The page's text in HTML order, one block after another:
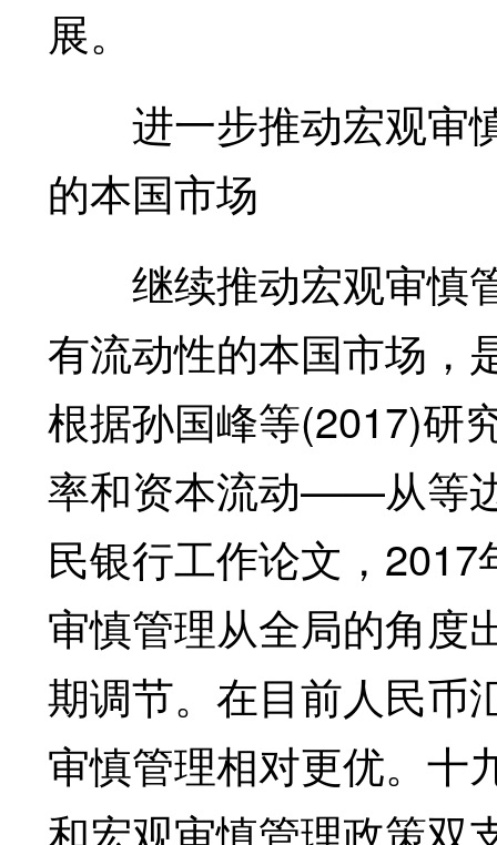
展。
进一步推动宏观审
的本国市场
继续推动宏观审慎
有流动性的本国市场，
根据孙国峰等(2017)研
率和资本流动——从等
民银行工作论文，
审慎管理从全局的角度
期调节。在目前人民币
审慎管理相对更优。十
和宏观审慎管理政策双